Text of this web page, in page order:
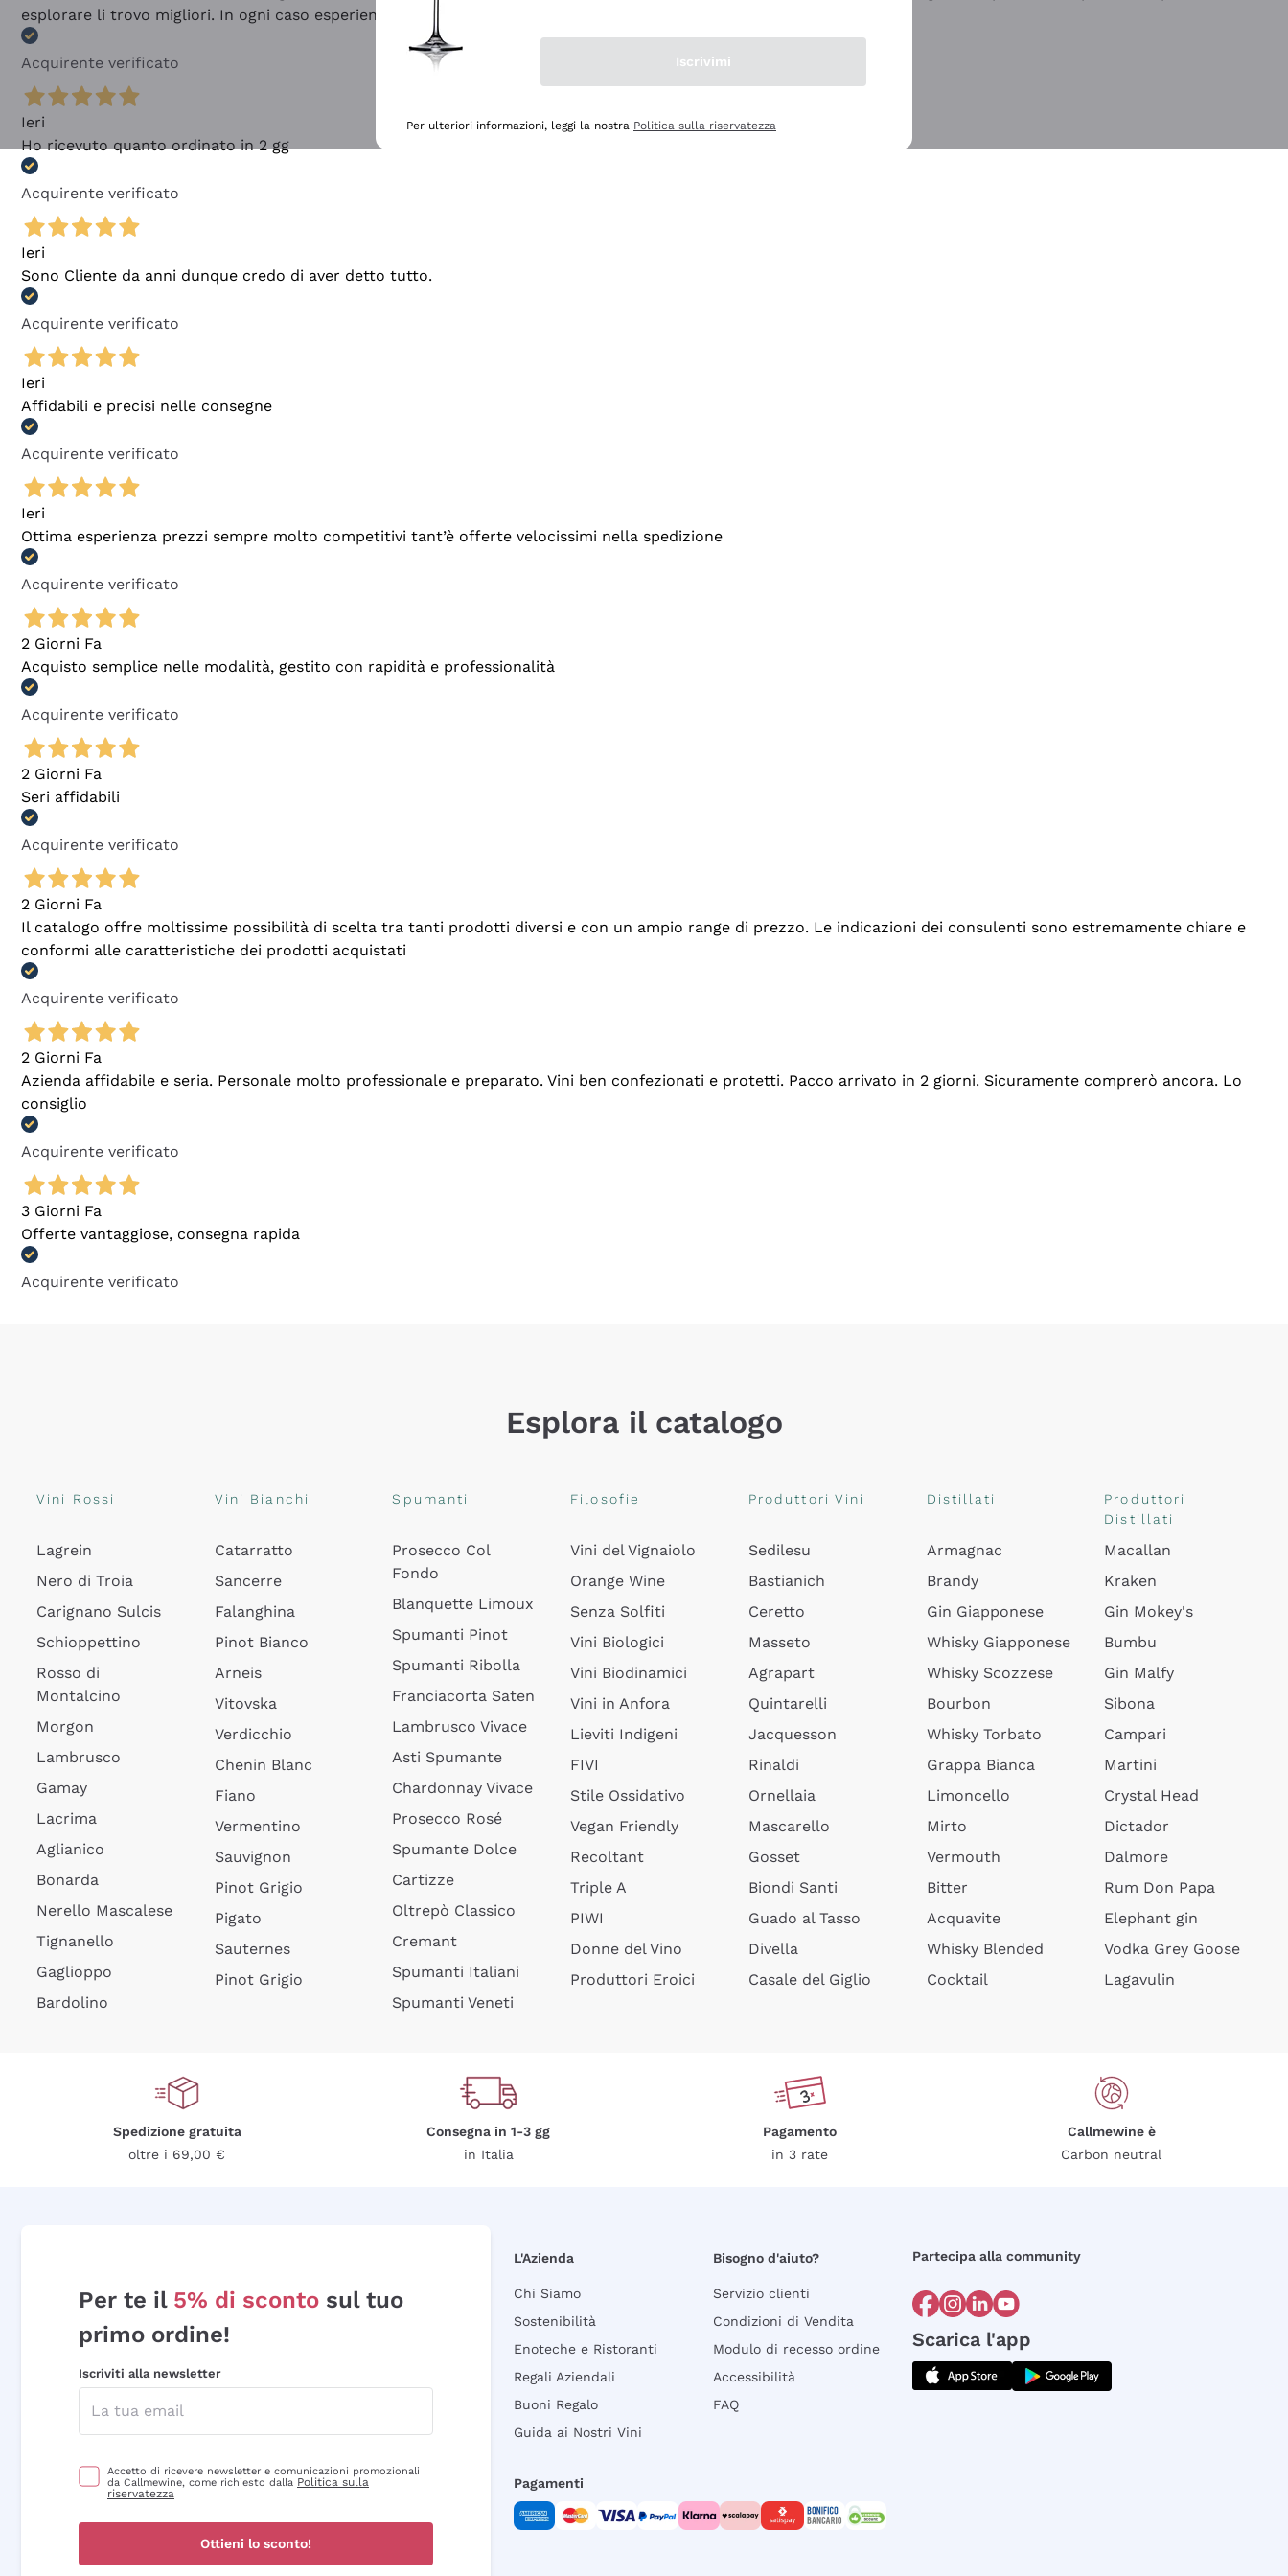
esplorare li trovo migliori. In ogni caso esperienza buona e lo consiglio! 👍
Acquirente verificato
Ieri
Ho ricevuto quanto ordinato in 2 gg
Acquirente verificato
Ieri
Sono Cliente da anni dunque credo di aver detto tutto.
Acquirente verificato
Ieri
Affidabili e precisi nelle consegne
Acquirente verificato
Ieri
Ottima esperienza prezzi sempre molto competitivi tant’è offerte velocissimi nella spedizione
Acquirente verificato
2 Giorni Fa
Acquisto semplice nelle modalità, gestito con rapidità e professionalità
Acquirente verificato
2 Giorni Fa
Seri affidabili
Acquirente verificato
2 Giorni Fa
Il catalogo offre moltissime possibilità di scelta tra tanti prodotti diversi e con un ampio range di prezzo. Le indicazioni dei consulenti sono estremamente chiare e
conformi alle caratteristiche dei prodotti acquistati
Acquirente verificato
2 Giorni Fa
Azienda affidabile e seria. Personale molto professionale e preparato. Vini ben confezionati e protetti. Pacco arrivato in 2 giorni. Sicuramente comprerò ancora. Lo
consiglio
Acquirente verificato
3 Giorni Fa
Offerte vantaggiose, consegna rapida
Acquirente verificato
Esplora il catalogo
Vini Rossi
Lagrein
Nero di Troia
Carignano Sulcis
Schioppettino
Rosso di
Montalcino
Morgon
Lambrusco
Gamay
Lacrima
Aglianico
Bonarda
Nerello Mascalese
Tignanello
Gaglioppo
Bardolino
Vini Bianchi
Catarratto
Sancerre
Falanghina
Pinot Bianco
Arneis
Vitovska
Verdicchio
Chenin Blanc
Fiano
Vermentino
Sauvignon
Pinot Grigio
Pigato
Sauternes
Pinot Grigio
Spumanti
Prosecco Col
Fondo
Blanquette Limoux
Spumanti Pinot
Spumanti Ribolla
Franciacorta Saten
Lambrusco Vivace
Asti Spumante
Chardonnay Vivace
Prosecco Rosé
Spumante Dolce
Cartizze
Oltrepò Classico
Cremant
Spumanti Italiani
Spumanti Veneti
Filosofie
Vini del Vignaiolo
Orange Wine
Senza Solfiti
Vini Biologici
Vini Biodinamici
Vini in Anfora
Lieviti Indigeni
FIVI
Stile Ossidativo
Vegan Friendly
Recoltant
Triple A
PIWI
Donne del Vino
Produttori Eroici
Produttori Vini
Sedilesu
Bastianich
Ceretto
Masseto
Agrapart
Quintarelli
Jacquesson
Rinaldi
Ornellaia
Mascarello
Gosset
Biondi Santi
Guado al Tasso
Divella
Casale del Giglio
Distillati
Armagnac
Brandy
Gin Giapponese
Whisky Giapponese
Whisky Scozzese
Bourbon
Whisky Torbato
Grappa Bianca
Limoncello
Mirto
Vermouth
Bitter
Acquavite
Whisky Blended
Cocktail
Produttori
Distillati
Macallan
Kraken
Gin Mokey's
Bumbu
Gin Malfy
Sibona
Campari
Martini
Crystal Head
Dictador
Dalmore
Rum Don Papa
Elephant gin
Vodka Grey Goose
Lagavulin
Spedizione gratuita
oltre i 69,00 €
Consegna in 1-3 gg
in Italia
Pagamento
in 3 rate
Callmewine è
Carbon neutral
Per te il 5% di sconto sul tuo
primo ordine!
Iscriviti alla newsletter
Accetto di ricevere newsletter e comunicazioni promozionali
da Callmewine, come richiesto dalla Politica sulla
riservatezza
Ottieni lo sconto!
L'Azienda
Chi Siamo
Sostenibilità
Enoteche e Ristoranti
Regali Aziendali
Buoni Regalo
Guida ai Nostri Vini
Bisogno d'aiuto?
Servizio clienti
Condizioni di Vendita
Modulo di recesso ordine
Accessibilità
FAQ
Partecipa alla community
Scarica l'app
Pagamenti
Iscrivimi
Per ulteriori informazioni, leggi la nostra Politica sulla riservatezza